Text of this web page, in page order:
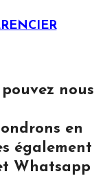
nous
en
également
Whatsapp